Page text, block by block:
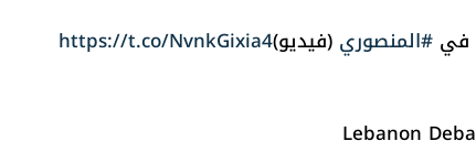
في #المنصوري (فيديو)https://t.co/NvnkGixia4